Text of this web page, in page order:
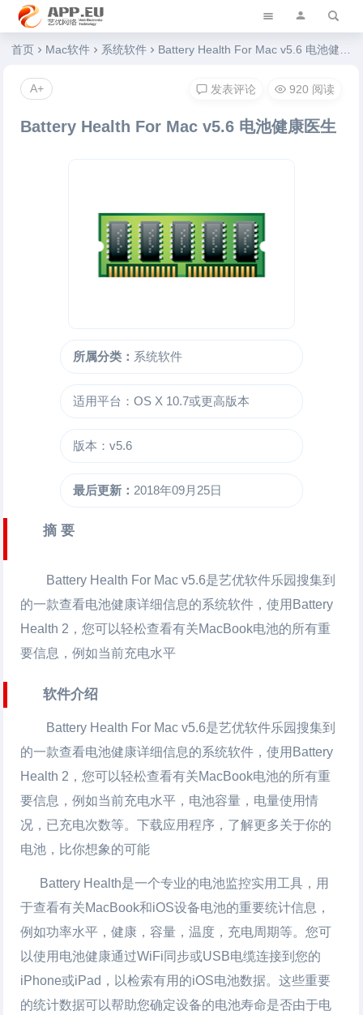
艺优软件乐园
首页 Mac软件 系统软件 Battery Health For Mac v5.6 电池健康医生
Battery Health For Mac v5.6 电池健康医生
所属分类： 系统软件
适用平台：OS X 10.7或更高版本
版本：v5.6
最后更新： 2018年09月25日
摘 要
Battery Health For Mac v5.6是艺优软件乐园搜集到
的一款查看电池健康详细信息的系统软件，使用Battery
Health 2，您可以轻松查看有关MacBook电池的所有重
要信息，例如当前充电水平
软件介绍
Battery Health For Mac v5.6是艺优软件乐园搜集到
的一款查看电池健康详细信息的系统软件，使用Battery
Health 2，您可以轻松查看有关MacBook电池的所有重
要信息，例如当前充电水平，电池容量，电量使用情
况，已充电次数等。下载应用程序，了解更多关于你的
电池，比你想象的可能
Battery Health是一个专业的电池监控实用工具，用
于查看有关MacBook和iOS设备电池的重要统计信息，
例如功率水平，健康，容量，温度，充电周期等。您可
以使用电池健康通过WiFi同步或USB电缆连接到您的
iPhone或iPad，以检索有用的iOS电池数据。这些重要
的统计数据可以帮助您确定设备的电池寿命是否由于电
发表评论 920 阅读
A+